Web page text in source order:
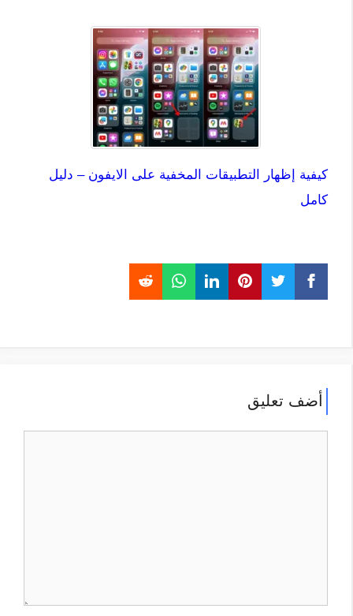
كيفية إظهار التطبيقات المخفية على الايفون – دليل
كامل
أضف تعليق